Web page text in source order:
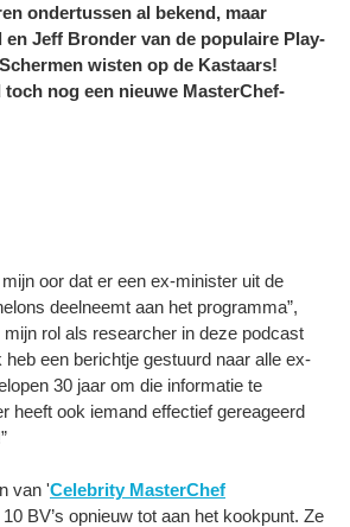
ondertussen al bekend, maar
en Jeff Bronder van de populaire Play-
wisten op de Kastaars!
nog een nieuwe MasterChef-
oor dat er een ex-minister uit de
deelneemt aan het programma”,
rol als researcher in deze podcast
een berichtje gestuurd naar alle ex-
30 jaar om die informatie te
heeft ook iemand effectief gereageerd
van 'Celebrity MasterChef
BV’s opnieuw tot aan het kookpunt. Ze